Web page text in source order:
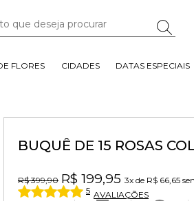
FLORES CIDADES DATAS ESPECIAIS
BUQUÊ DE 15 ROSAS
R$ 399,90 R$ 199,95 3x de R$ 66,65
5 AVALIAÇÕES